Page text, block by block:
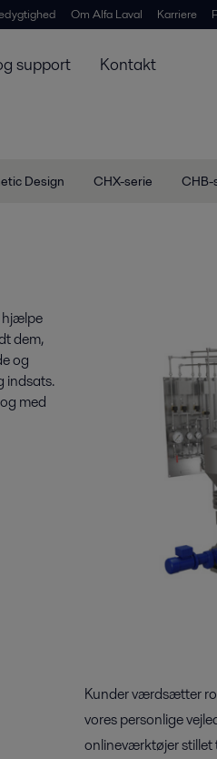
Om Alfa Laval Karriere
support Kontakt
Design CHX-serie CHB-
hjælpe
dem,
og
indsats.
med
Kunder værdsætter
vores personlige
onlineværktøjer stillet